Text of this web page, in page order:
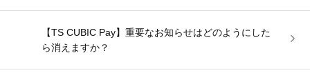
【TS CUBIC Pay】重要なお知らせはどのようにした
ら消えますか？